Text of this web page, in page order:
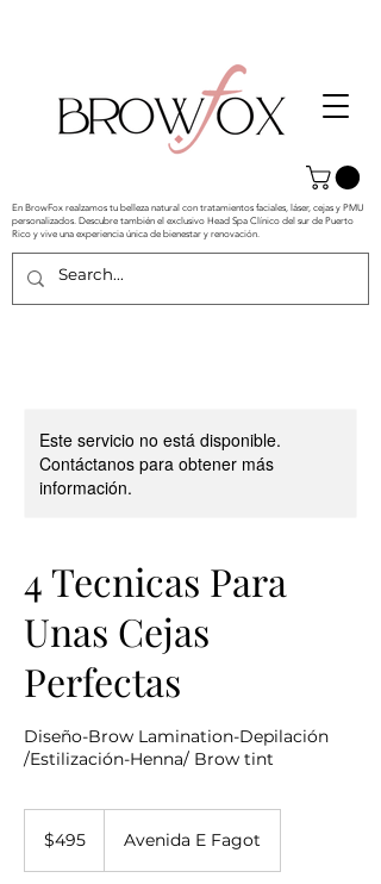
En BrowFox realzamos tu belleza natural con tratamientos faciales, láser, cejas y PMU
personalizados. Descubre también el exclusivo Head Spa Clínico del sur de Puerto
Rico y vive una experiencia única de bienestar y renovación.
Este servicio no está disponible.
Contáctanos para obtener más
información.
4 Tecnicas Para
Unas Cejas
Perfectas
Diseño-Brow Lamination-Depilación
/Estilización-Henna/ Brow tint
dólares
estadounidenses
$495 Avenida E Fagot